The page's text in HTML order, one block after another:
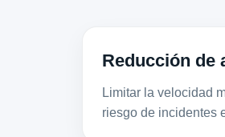
Reducción de
Limitar la velocidad
riesgo de incidentes